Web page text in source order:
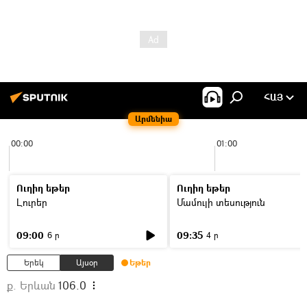
Արմենիա
ՀԱՅ
00:00 01:00
Ուղիղ եթեր
Լուրեր
09:00 6 ր
Ուղիղ եթեր
Մամուլի տեսություն
09:35 4 ր
Երեկ Այսօր Եթեր
ք. Երևան 106.0